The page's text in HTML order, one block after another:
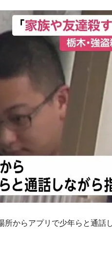
からアプリで少年らと通話